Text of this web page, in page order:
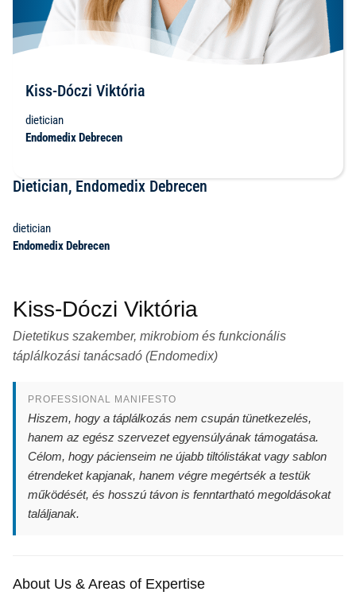
Kiss-Dóczi Viktória
dietician
Endomedix Debrecen
Dietician, Endomedix Debrecen
dietician
Endomedix Debrecen
Kiss-Dóczi Viktória
Dietetikus szakember, mikrobiom és funkcionális
táplálkozási tanácsadó (Endomedix)
PROFESSIONAL MANIFESTO
Hiszem, hogy a táplálkozás nem csupán tünetkezelés,
hanem az egész szervezet egyensúlyának támogatása.
Célom, hogy pácienseim ne újabb tiltólistákat vagy sablon
étrendeket kapjanak, hanem végre megértsék a testük
működését, és hosszú távon is fenntartható megoldásokat
találjanak.
About Us & Areas of Expertise